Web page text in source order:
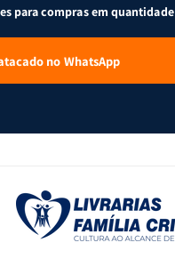
para compras em quantidade
no WhatsApp